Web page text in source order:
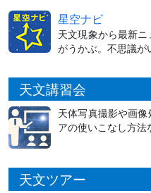
星空ナビ
天文現象から最新
がうかぶ。不思議が
天文講習会
天体写真撮影や画
アの使いこなし方
天文ツアー